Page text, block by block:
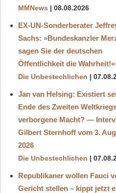
MMNews 08.08.2026
EX-UN-Sonderberater
Sachs: »Bundeskanzler
sagen Sie der deutschen
Öffentlichkeit die Wahrheit!«
Die Unbestechlichen
Jan van Helsing: Existiert
Ende des Zweiten
verborgene Macht? —
Gilbert Sternhoff vom 3.
2026
Die Unbestechlichen
Republikaner wollen Fauci
Gericht stellen – kippt jetzt